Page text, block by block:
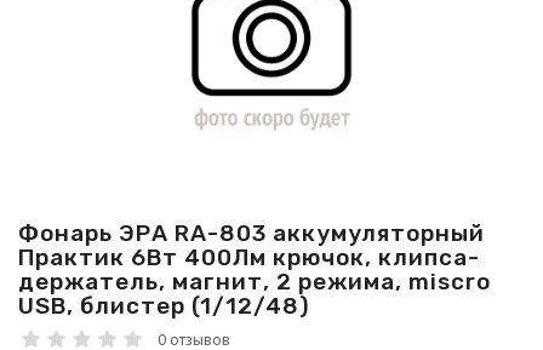
Фонарь ЭРА RA-803 аккумуляторный
Практик 6Вт 400Лм крючок, клипса-
держатель, магнит, 2 режима, miscro
USB, блистер (1/12/48)
0 отзывов